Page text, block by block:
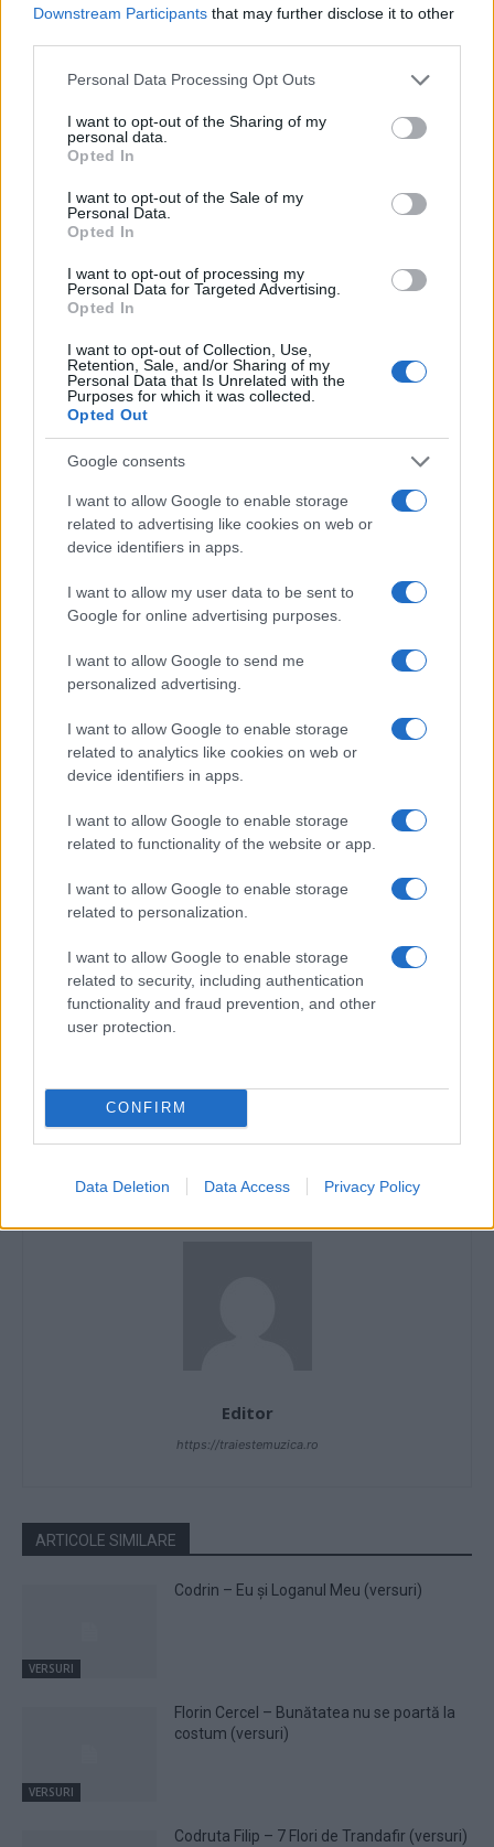
Downstream Participants that may further disclose it to other
Please note that this website/app uses one or more Google
not limited to your visit or usage behaviour. You may click to
grant or deny consent to Google and its third-party tags to
use your data for below specified purposes in below Google
consent section.
Personal Data Processing Opt Outs
I want to opt-out of the Sharing of my
personal data.
Opted In
I want to opt-out of the Sale of my
Personal Data.
Opted In
I want to opt-out of processing my
Personal Data for Targeted Advertising.
Opted In
I want to opt-out of Collection, Use,
Retention, Sale, and/or Sharing of my
Personal Data that Is Unrelated with the
Purposes for which it was collected.
Opted Out
Google consents
I want to allow Google to enable storage
related to advertising like cookies on web or
device identifiers in apps.
I want to allow my user data to be sent to
Google for online advertising purposes.
I want to allow Google to send me
personalized advertising.
I want to allow Google to enable storage
related to analytics like cookies on web or
device identifiers in apps.
I want to allow Google to enable storage
related to functionality of the website or app.
I want to allow Google to enable storage
related to personalization.
I want to allow Google to enable storage
related to security, including authentication
functionality and fraud prevention, and other
user protection.
CONFIRM
Data Deletion Data Access Privacy Policy
Ruxit x Adrian Norocel - Ia-ma de mana
Ruxit x Adrian Norocel - Ia-ma de mana versuri
versuri Ruxit x Adrian Norocel - Ia-ma de mana
Articol anterior
O despărțire spusă frumos:
„Neintenționat”, de la Holy
Următorul articol
Editor
https://traiestemuzica.ro
ARTICOLE SIMILARE
VERSURI
Codrin – Eu și Loganul Meu (versuri)
VERSURI
Florin Cercel – Bunătatea nu se poartă la
costum (versuri)
Codruta Filip – 7 Flori de Trandafir (versuri)